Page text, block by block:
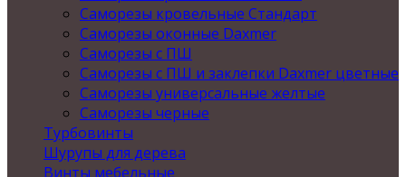
Саморезы кровельные Стандарт
Саморезы оконные Daxmer
Саморезы с ПШ
Саморезы с ПШ и заклепки Daxmer цветные
Саморезы универсальные желтые
Саморезы черные
Турбовинты
Шурупы для дерева
Винты мебельные